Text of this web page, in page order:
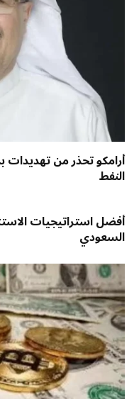
أرامكو تحذر من تهديدات
النفط
أفضل استراتيجيات
السعودي